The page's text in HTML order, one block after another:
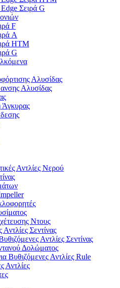
Σειρά G
F
A
HTM
G
Αλυσίδας
Αλυσίδας
Άγκυρας
Αντλίες Νερού
Ντους
Σεντίνας
Αντλίες Σεντίνας
Δολώματος
Βυθιζόμενες Αντλίες Rule
Αντλίες